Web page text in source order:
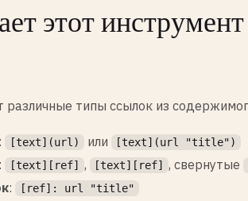
этот инструмент
различные типы ссылок из
: [text](url) или [text](url "title")
: [text][ref] , [text][ref] , свернутые
: [ref]: url "title"